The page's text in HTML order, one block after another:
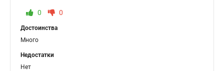
0 0
Достоинства
Много
Недостатки
Нет